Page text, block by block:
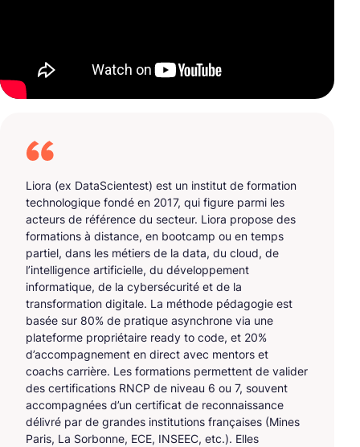
Liora (ex DataScientest) est un institut de formation
technologique fondé en 2017, qui figure parmi les
acteurs de référence du secteur. Liora propose des
formations à distance, en bootcamp ou en temps
partiel, dans les métiers de la data, du cloud, de
l’intelligence artificielle, du développement
informatique, de la cybersécurité et de la
transformation digitale. La méthode pédagogie est
basée sur 80% de pratique asynchrone via une
plateforme propriétaire ready to code, et 20%
d’accompagnement en direct avec mentors et
coachs carrière. Les formations permettent de valider
des certifications RNCP de niveau 6 ou 7, souvent
accompagnées d’un certificat de reconnaissance
délivré par de grandes institutions françaises (Mines
Paris, La Sorbonne, ECE, INSEEC, etc.). Elles